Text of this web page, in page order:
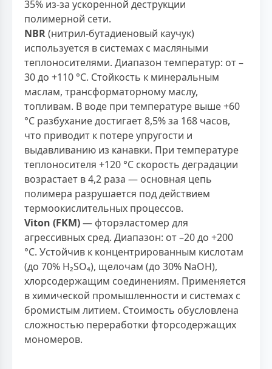
35% из-за ускоренной деструкции
полимерной сети.
NBR(нитрил-бутадиеновый каучук)
используется в системах с масляными
теплоносителями. Диапазон температур: от –
30 до +110 °С. Стойкость к минеральным
маслам, трансформаторному маслу,
топливам. В воде при температуре выше +60
°С разбухание достигает 8,5% за 168 часов,
что приводит к потере упругости и
выдавливанию из канавки. При температуре
теплоносителя +120 °С скорость деградации
возрастает в 4,2 раза — основная цепь
полимера разрушается под действием
термоокислительных процессов.
Viton (FKM)— фторэластомер для
агрессивных сред. Диапазон: от –20 до +200
°С. Устойчив к концентрированным кислотам
(до 70% H₂SO₄), щелочам (до 30% NaOH),
хлорсодержащим соединениям. Применяется
в химической промышленности и системах с
бромистым литием. Стоимость обусловлена
сложностью переработки фторсодержащих
мономеров.